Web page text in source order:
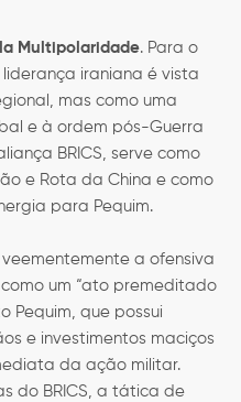
Multipolaridade. Para o
iraniana é vista
mas como uma
e à ordem pós-Guerra
BRICS, serve como
e Rota da China e como
para Pequim.
a ofensiva
como um “ato premeditado
Pequim, que possui
e investimentos maciços
da ação militar.
do BRICS, a tática de